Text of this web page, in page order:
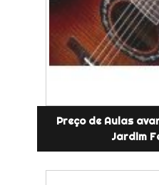
Preço de Aulas
Jardim